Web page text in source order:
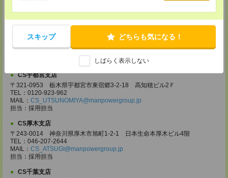
スキップ どちらも気になる！
しばらく表示しない
担当：採用担当
〒370-0831 群馬県高崎市あら町167 高崎第一生命ビルディング11Ｆ
CS宇都宮支店
〒321-0953 栃木県宇都宮市東宿郷3-2-18 高知穂ビル2Ｆ
TEL：0120-923-962
MAIL： CS_UTSUNOMIYA@manpowergroup.jp
担当：採用担当
CS厚木支店
〒243-0014 神奈川県厚木市旭町1-2-1 日本生命本厚木ビル4階
TEL：046-207-2644
MAIL： CS_ATSUGI@manpowergroup.jp
担当：採用担当
CS千葉支店